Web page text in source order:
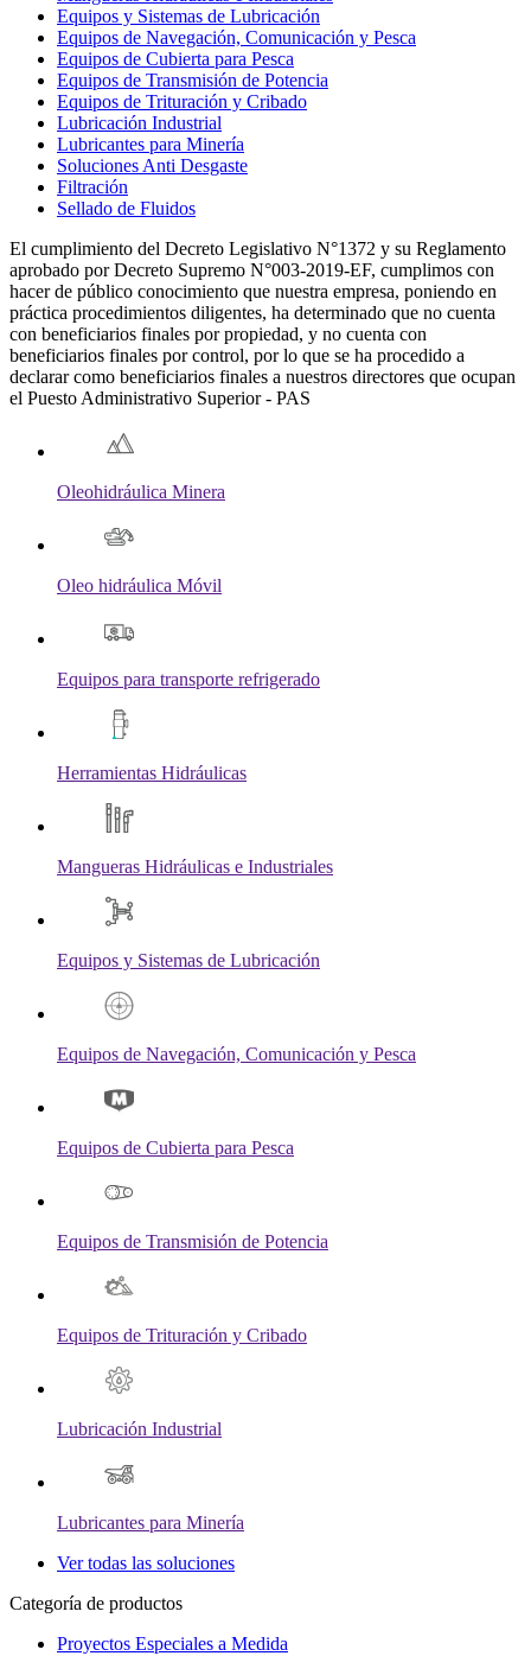
Equipos y Sistemas de Lubricación
Equipos de Navegación, Comunicación y Pesca
Equipos de Cubierta para Pesca
Equipos de Transmisión de Potencia
Equipos de Trituración y Cribado
Lubricación Industrial
Lubricantes para Minería
Soluciones Anti Desgaste
Filtración
Sellado de Fluidos
El cumplimiento del Decreto Legislativo N°1372 y su Reglamento
aprobado por Decreto Supremo N°003-2019-EF, cumplimos con
hacer de público conocimiento que nuestra empresa, poniendo en
práctica procedimientos diligentes, ha determinado que no cuenta
con beneficiarios finales por propiedad, y no cuenta con
beneficiarios finales por control, por lo que se ha procedido a
declarar como beneficiarios finales a nuestros directores que ocupan
el Puesto Administrativo Superior - PAS
Oleohidráulica Minera
Oleo hidráulica Móvil
Equipos para transporte refrigerado
Herramientas Hidráulicas
Mangueras Hidráulicas e Industriales
Equipos y Sistemas de Lubricación
Equipos de Navegación, Comunicación y Pesca
Equipos de Cubierta para Pesca
Equipos de Transmisión de Potencia
Equipos de Trituración y Cribado
Lubricación Industrial
Lubricantes para Minería
Ver todas las soluciones
Categoría de productos
Proyectos Especiales a Medida